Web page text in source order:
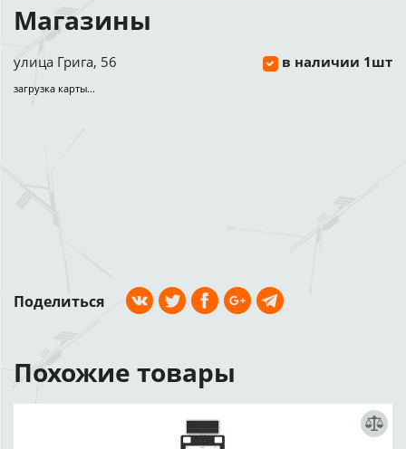
Магазины
улица Грига, 56 в наличии 1шт
загрузка карты...
Поделиться
Похожие товары